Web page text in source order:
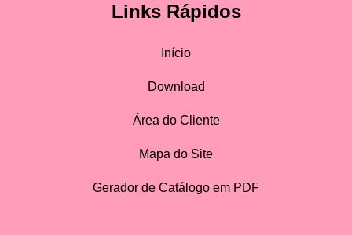
Links Rápidos
Início
Download
Área do Cliente
Mapa do Site
Gerador de Catálogo em PDF